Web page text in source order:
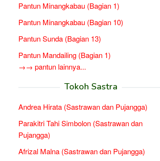
Pantun Minangkabau (Bagian 1)
Pantun Minangkabau (Bagian 10)
Pantun Sunda (Bagian 13)
Pantun Mandailing (Bagian 1)
→→ pantun lainnya...
Tokoh Sastra
Andrea Hirata (Sastrawan dan Pujangga)
Parakitri Tahi Simbolon (Sastrawan dan
Pujangga)
Afrizal Malna (Sastrawan dan Pujangga)